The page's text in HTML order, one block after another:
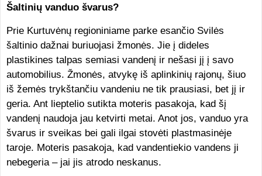
Šaltinių vanduo švarus?
Prie Kurtuvėnų regioniniame parke esančio Svilės
šaltinio dažnai buriuojasi žmonės. Jie į dideles
plastikines talpas semiasi vandenį ir nešasi jį į savo
automobilius. Žmonės, atvykę iš aplinkinių rajonų, šiuo
iš žemės trykštančiu vandeniu ne tik prausiasi, bet jį ir
geria. Ant lieptelio sutikta moteris pasakoja, kad šį
vandenį naudoja jau ketvirti metai. Anot jos, vanduo yra
švarus ir sveikas bei gali ilgai stovėti plastmasinėje
taroje. Moteris pasakoja, kad vandentiekio vandens ji
nebegeria – jai jis atrodo neskanus.